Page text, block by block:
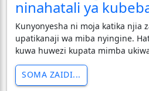
ninahatali ya
Kunyonyesha ni moja katika njia
upatikanaji wa miba nyingine.
kuwa huwezi kupata mimba
SOMA ZAIDI...